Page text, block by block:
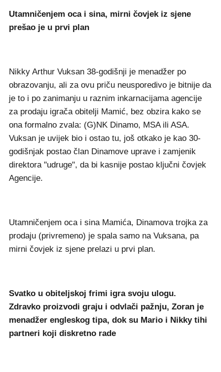
Utamničenjem oca i sina, mirni čovjek iz sjene
prešao je u prvi plan
Nikky Arthur Vuksan 38-godišnji je menadžer po
obrazovanju, ali za ovu priču neusporedivo je bitnije da
je to i po zanimanju u raznim inkarnacijama agencije
za prodaju igrača obitelji Mamić, bez obzira kako se
ona formalno zvala: (G)NK Dinamo, MSA ili ASA.
Vuksan je uvijek bio i ostao tu, još otkako je kao 30-
godišnjak postao član Dinamove uprave i zamjenik
direktora "udruge", da bi kasnije postao ključni čovjek
Agencije.
Utamničenjem oca i sina Mamića, Dinamova trojka za
prodaju (privremeno) je spala samo na Vuksana, pa
mirni čovjek iz sjene prelazi u prvi plan.
Svatko u obiteljskoj frimi igra svoju ulogu.
Zdravko proizvodi graju i odvlači pažnju, Zoran je
menadžer engleskog tipa, dok su Mario i Nikky tihi
partneri koji diskretno rade